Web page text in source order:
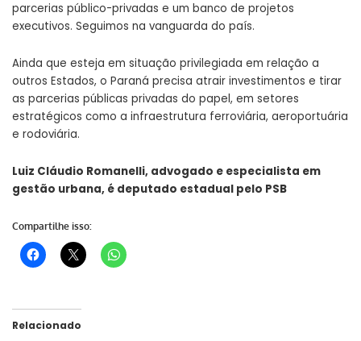
parcerias público-privadas e um banco de projetos
executivos. Seguimos na vanguarda do país.
Ainda que esteja em situação privilegiada em relação a
outros Estados, o Paraná precisa atrair investimentos e tirar
as parcerias públicas privadas do papel, em setores
estratégicos como a infraestrutura ferroviária, aeroportuária
e rodoviária.
Luiz Cláudio Romanelli, advogado e especialista em
gestão urbana, é deputado estadual pelo PSB
Compartilhe isso:
Relacionado